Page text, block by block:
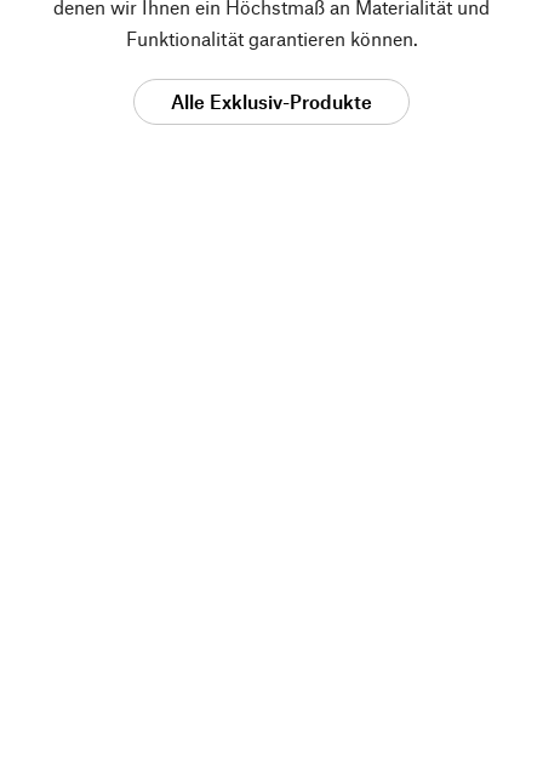
denen wir Ihnen ein Höchstmaß an Materialität und
Funktionalität garantieren können.
Alle Exklusiv-Produkte